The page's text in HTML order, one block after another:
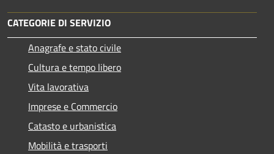
CATEGORIE DI SERVIZIO
Anagrafe e stato civile
Cultura e tempo libero
Vita lavorativa
Imprese e Commercio
Catasto e urbanistica
Mobilità e trasporti